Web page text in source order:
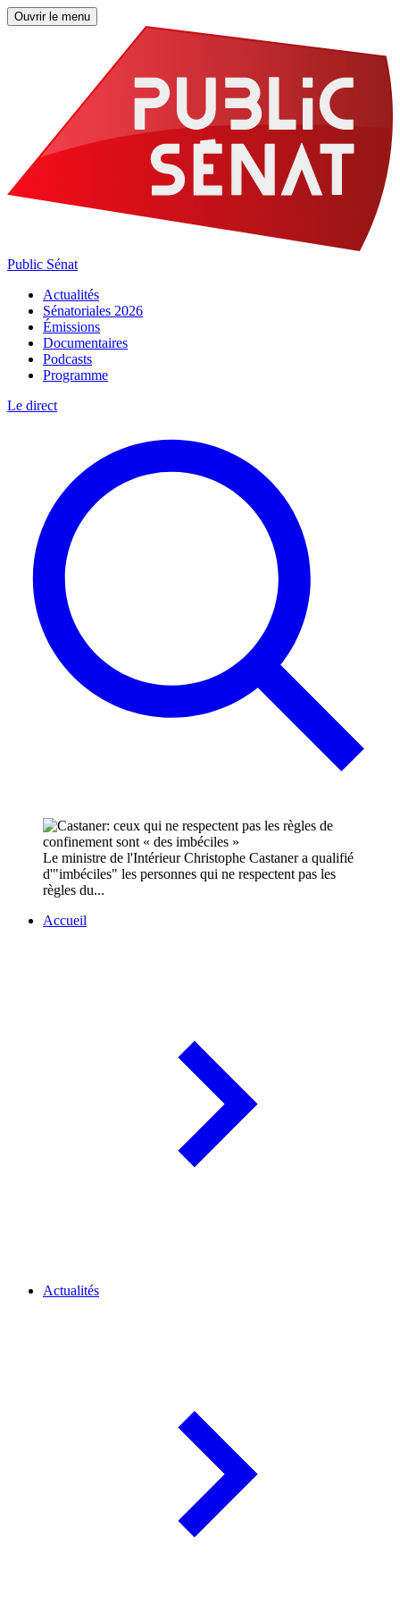
Ouvrir le menu
Public Sénat
Actualités
Sénatoriales 2026
Émissions
Documentaires
Podcasts
Programme
Le direct
Le ministre de l'Intérieur Christophe Castaner a qualifié
d'"imbéciles" les personnes qui ne respectent pas les
règles du...
Accueil
Actualités